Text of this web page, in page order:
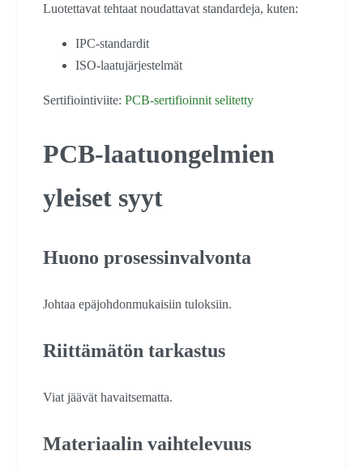
Luotettavat tehtaat noudattavat standardeja, kuten:
IPC-standardit
ISO-laatujärjestelmät
Sertifiointiviite: PCB-sertifioinnit selitetty
PCB-laatuongelmien
yleiset syyt
Huono prosessinvalvonta
Johtaa epäjohdonmukaisiin tuloksiin.
Riittämätön tarkastus
Viat jäävät havaitsematta.
Materiaalin vaihtelevuus